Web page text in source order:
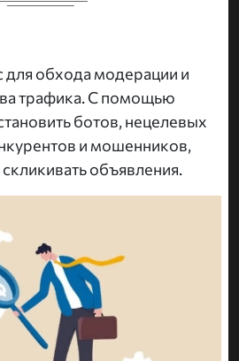
для обхода модерации и
трафика. С помощью
ботов, нецелевых
и мошенников,
объявления.